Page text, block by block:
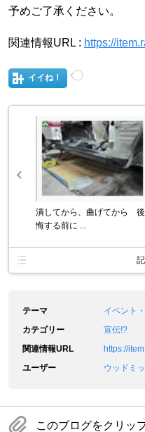
予めご了承ください。
関連情報URL : https://
イイね！
潰してから、曲げてから 後
悔する前に ...
テーマ
イベント
カテゴリー
宣伝!?
関連情報URL
https://
ユーザー
ウッドミ
このブログをクリッ